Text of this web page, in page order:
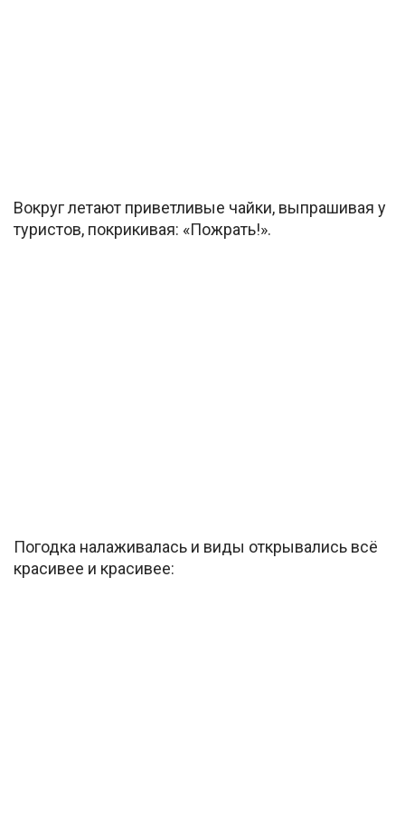
Вокруг летают приветливые чайки, выпрашивая у
туристов, покрикивая: «Пожрать!».
Погодка налаживалась и виды открывались всё
красивее и красивее: